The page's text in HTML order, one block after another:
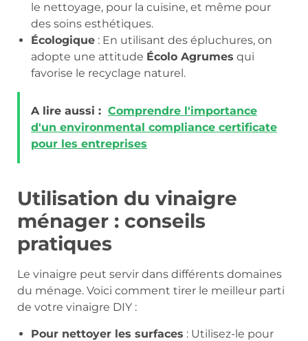
le nettoyage, pour la cuisine, et même pour
des soins esthétiques.
Écologique : En utilisant des épluchures, on
adopte une attitude Écolo Agrumes qui
favorise le recyclage naturel.
A lire aussi : Comprendre l'importance
d'un environmental compliance certificate
pour les entreprises
Utilisation du vinaigre
ménager : conseils
pratiques
Le vinaigre peut servir dans différents domaines
du ménage. Voici comment tirer le meilleur parti
de votre vinaigre DIY :
Pour nettoyer les surfaces : Utilisez-le pour